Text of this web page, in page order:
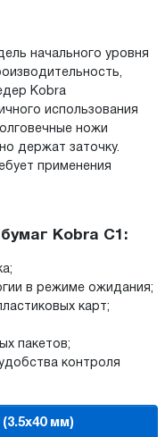
начального уровня
Kobra
использования
ножи
держат заточку.
применения
Kobra C1:
в режиме ожидания;
карт;
пакетов;
контроля
мм)